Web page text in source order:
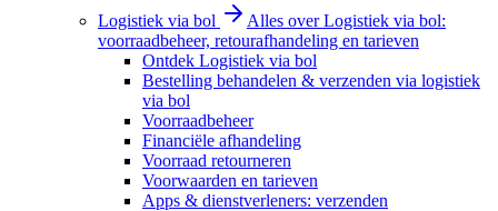
Logistiek via bol
Alles over Logistiek via bol:
voorraadbeheer, retourafhandeling en tarieven
Ontdek Logistiek via bol
Bestelling behandelen & verzenden via logistiek
via bol
Voorraadbeheer
Financiële afhandeling
Voorraad retourneren
Voorwaarden en tarieven
Apps & dienstverleners: verzenden